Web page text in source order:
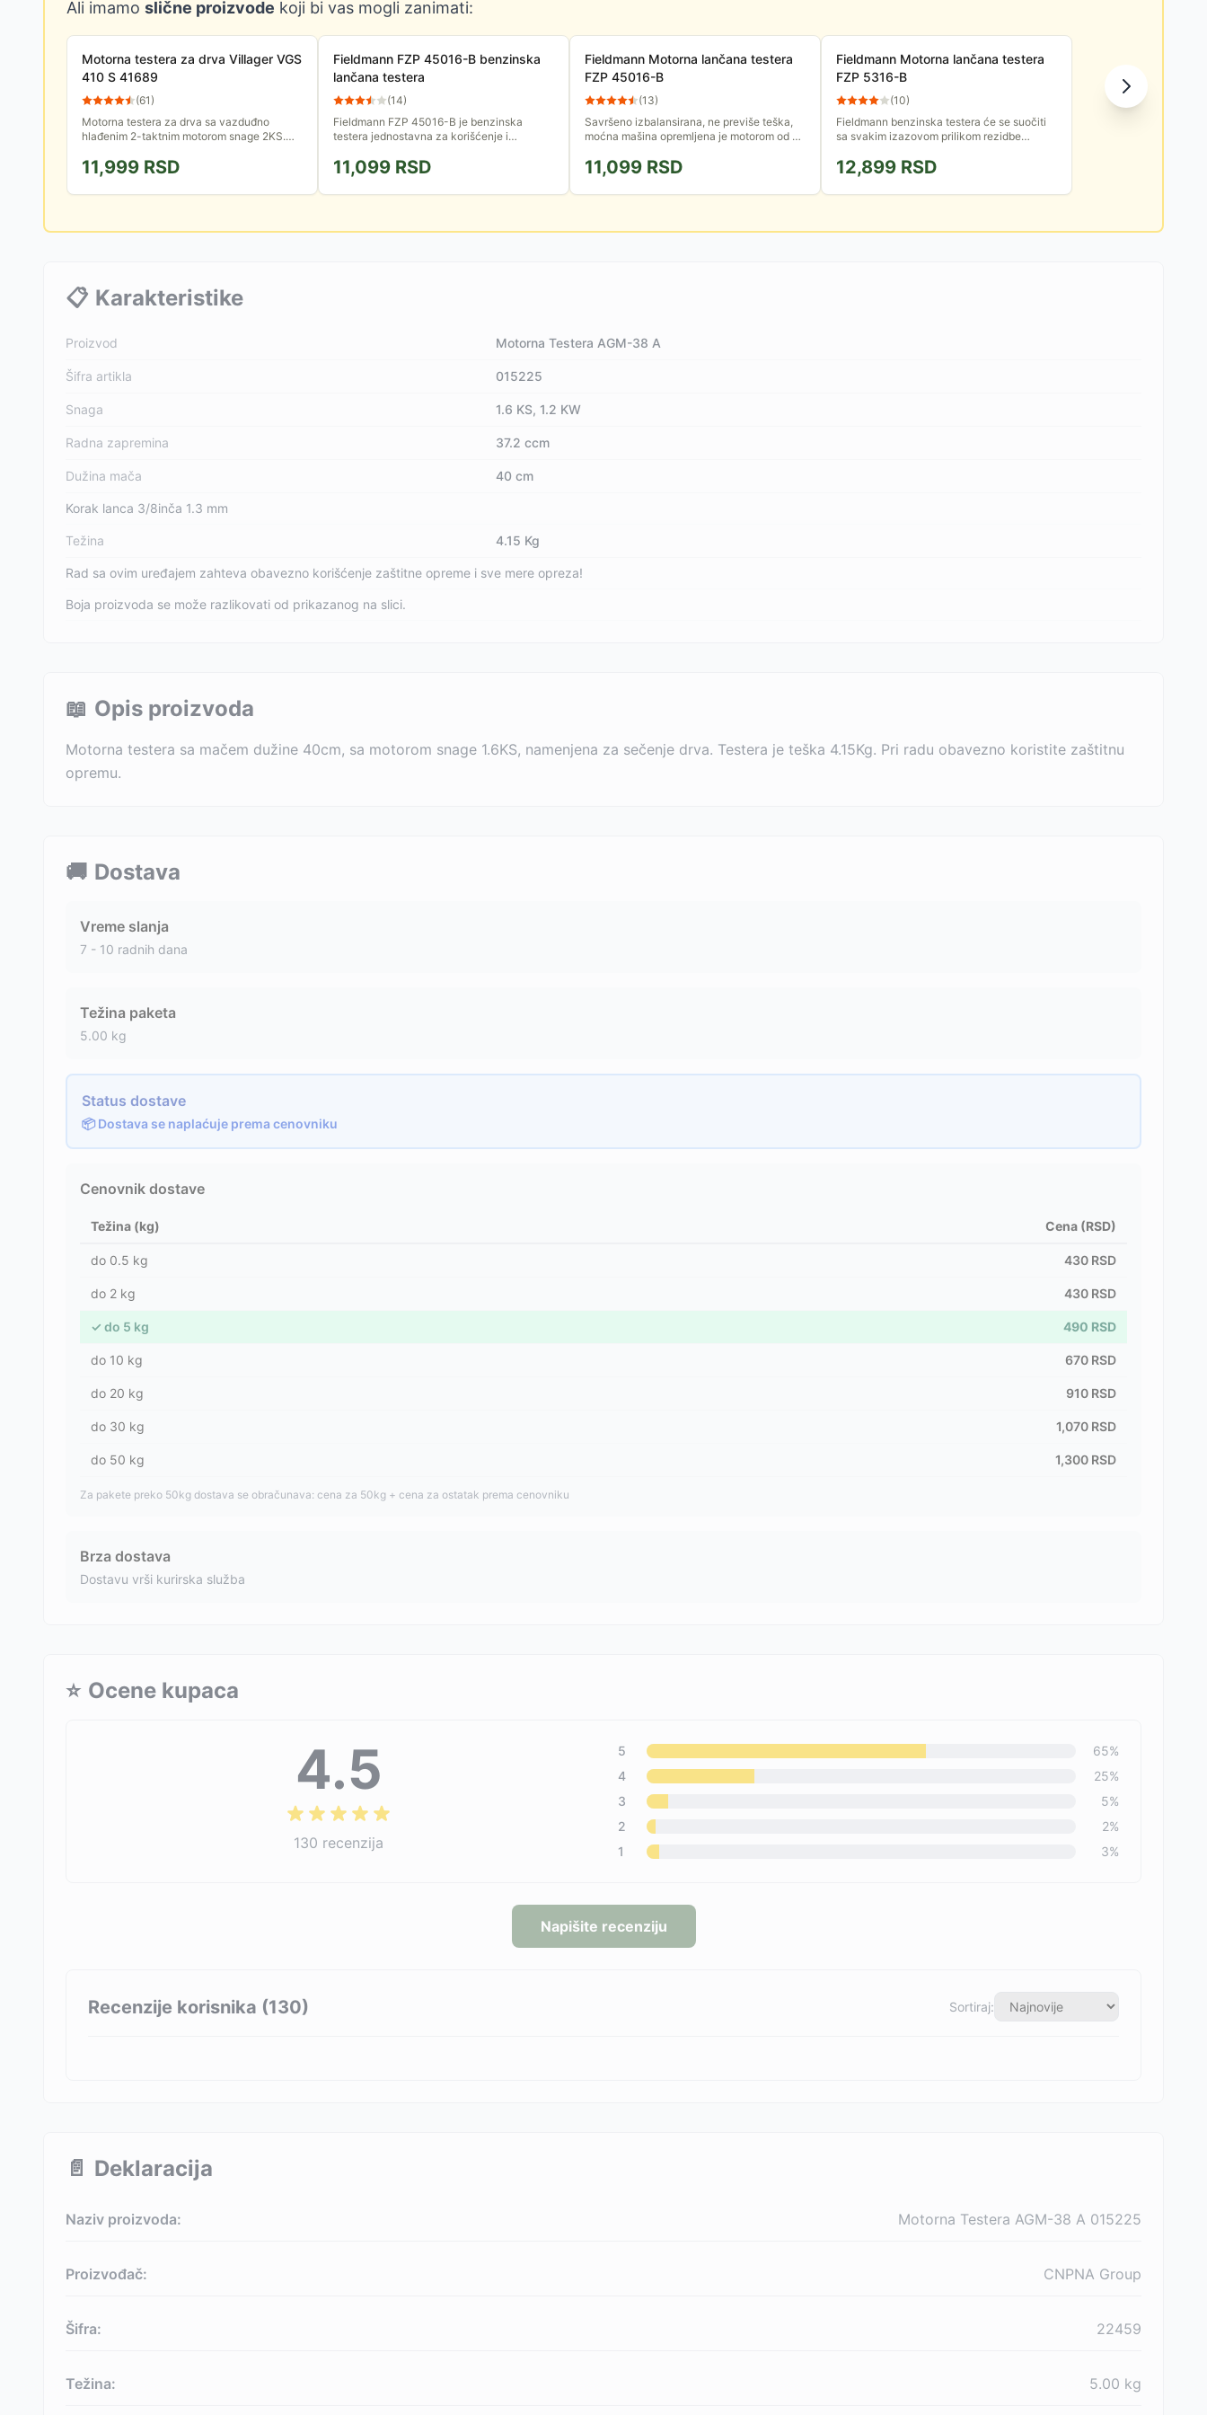
Ali imamo slične proizvode koji bi vas mogli zanimati:
Motorna testera za drva Villager VGS
410 S 41689
(61)
Motorna testera za drva sa vazduđno
hlađenim 2-taktnim motorom snage 2KS.
11,999 RSD
Fieldmann FZP 45016-B benzinska
lančana testera
(14)
Fieldmann FZP 45016-B je benzinska
testera jednostavna za korišćenje i
11,099 RSD
Fieldmann Motorna lančana testera
FZP 45016-B
(13)
Savršeno izbalansirana, ne previše teška,
moćna mašina opremljena je motorom od 45
suočiti sa svakim...
11,099 RSD
Fieldmann Motorna lančana testera
FZP 5316-B
(10)
Fieldmann benzinska testera će se suočiti
sa svakim izazovom prilikom rezidbe
ogrevnog drveta i generalnog...
12,899 RSD
📋 Karakteristike
Proizvod Motorna Testera AGM-38 A
Šifra artikla 015225
Snaga 1.6 KS, 1.2 KW
Radna zapremina 37.2 ccm
Dužina mača 40 cm
Korak lanca 3/8inča 1.3 mm
Težina 4.15 Kg
Rad sa ovim uređajem zahteva obavezno korišćenje zaštitne opreme i sve mere opreza!
Boja proizvoda se može razlikovati od prikazanog na slici.
📖 Opis proizvoda
Motorna testera sa mačem dužine 40cm, sa motorom snage 1.6KS, namenjena za sečenje drva. Testera je teška 4.15Kg. Pri radu obavezno koristite zaštitnu
opremu.
🚚 Dostava
Vreme slanja
7 - 10 radnih dana
Težina paketa
5.00 kg
Status dostave
📦 Dostava se naplaćuje prema cenovniku
Cenovnik dostave
Težina (kg) Cena (RSD)
do 0.5 kg 430 RSD
do 2 kg 430 RSD
✓ do 5 kg 490 RSD
do 10 kg 670 RSD
do 20 kg 910 RSD
do 30 kg 1,070 RSD
do 50 kg 1,300 RSD
Za pakete preko 50kg dostava se obračunava: cena za 50kg + cena za ostatak prema cenovniku
Brza dostava
Dostavu vrši kurirska služba
⭐ Ocene kupaca
4.5
130 recenzija
5 65%
4
25%
3
5%
2
2%
1
3%
Napišite recenziju
Recenzije korisnika (130) Sortiraj:
📄 Deklaracija
Naziv proizvoda: Motorna Testera AGM-38 A 015225
Proizvođač: CNPNA Group
Šifra: 22459
Težina: 5.00 kg